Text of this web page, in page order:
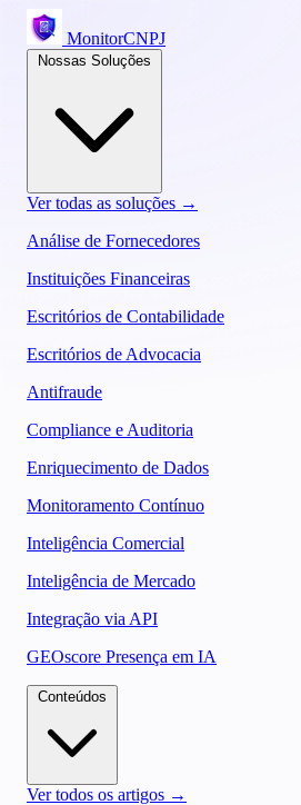
MonitorCNPJ
Ver todas as soluções →
Análise de Fornecedores
Instituições Financeiras
Escritórios de Contabilidade
Escritórios de Advocacia
Antifraude
Compliance e Auditoria
Enriquecimento de Dados
Monitoramento Contínuo
Inteligência Comercial
Inteligência de Mercado
Integração via API
GEOscore Presença em IA
Ver todos os artigos →